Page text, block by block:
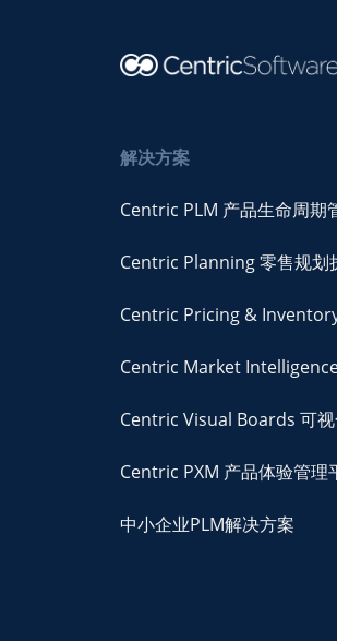
解决方案
Centric PLM 产品生命周期
Centric Planning 零售规划
Centric Pricing &
Centric Market
Centric Visual Boards 可
Centric PXM 产品体验管理
中小企业PLM解决方案